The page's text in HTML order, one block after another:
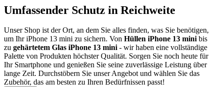
Umfassender Schutz in Reichweite
Unser Shop ist der Ort, an dem Sie alles finden, was Sie benötigen,
um Ihr iPhone 13 mini zu sichern. Von Hüllen iPhone 13 minibis
zu gehärtetem Glas iPhone 13 mini- wir haben eine vollständige
Palette von Produkten höchster Qualität. Sorgen Sie noch heute für
Ihr Smartphone und genießen Sie seine zuverlässige Leistung über
lange Zeit. Durchstöbern Sie unser Angebot und wählen Sie das
Zubehör, das am besten zu Ihren Bedürfnissen passt!